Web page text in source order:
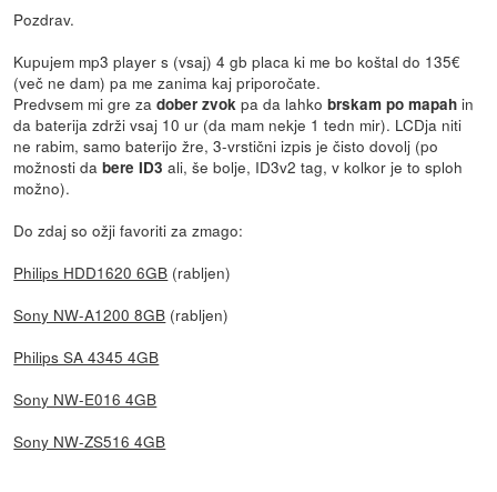
Pozdrav.
Kupujem mp3 player s (vsaj) 4 gb placa ki me bo koštal do 135€
(več ne dam) pa me zanima kaj priporočate.
Predvsem mi gre zadober zvok pa da lahkobrskam po mapah in
da baterija zdrži vsaj 10 ur (da mam nekje 1 tedn mir). LCDja niti
ne rabim, samo baterijo žre, 3-vrstični izpis je čisto dovolj (po
možnosti dabere ID3 ali, še bolje, ID3v2 tag, v kolkor je to sploh
možno).
Do zdaj so ožji favoriti za zmago:
Philips HDD1620 6GB (rabljen)
Sony NW-A1200 8GB (rabljen)
Philips SA 4345 4GB
Sony NW-E016 4GB
Sony NW-ZS516 4GB